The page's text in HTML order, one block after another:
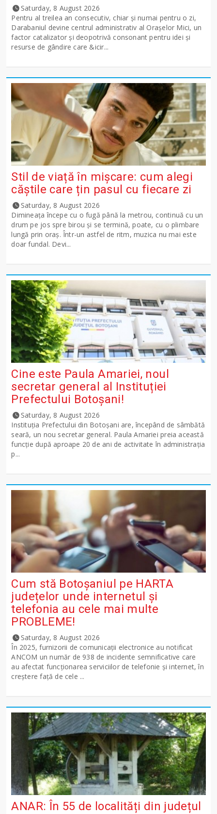
Saturday, 8 August 2026
Pentru al treilea an consecutiv, chiar și numai pentru o zi,
Darabaniul devine centrul administrativ al Orașelor Mici, un
factor catalizator și deopotrivă consonant pentru idei și
resurse de gândire care &icir...
Stil de viață în mișcare: cum alegi
căștile care țin pasul cu fiecare zi
Saturday, 8 August 2026
Dimineața începe cu o fugă până la metrou, continuă cu un
drum pe jos spre birou și se termină, poate, cu o plimbare
lungă prin oraș. Într-un astfel de ritm, muzica nu mai este
doar fundal. Devi...
Cine este Paula Amariei, noul
secretar general al Instituției
Prefectului Botoșani!
Saturday, 8 August 2026
Instituția Prefectului din Botoșani are, începând de sâmbătă
seară, un nou secretar general. Paula Amariei preia această
funcție după aproape 20 de ani de activitate în administrația
p...
Cum stă Botoșaniul pe HARTA
județelor unde internetul și
telefonia au cele mai multe
PROBLEME!
Saturday, 8 August 2026
În 2025, furnizorii de comunicații electronice au notificat
ANCOM un număr de 938 de incidente semnificative care
au afectat funcționarea serviciilor de telefonie și internet, în
creștere față de cele ...
ANAR: În 55 de localități din județul